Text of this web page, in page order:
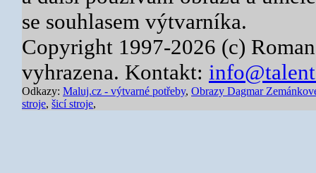
se souhlasem výtvarníka.
Copyright 1997-2026 (c)
vyhrazena. Kontakt:
Odkazy: Maluj.cz - výtvarné potřeby, Obrazy Dagmar
stroje, šicí stroje,